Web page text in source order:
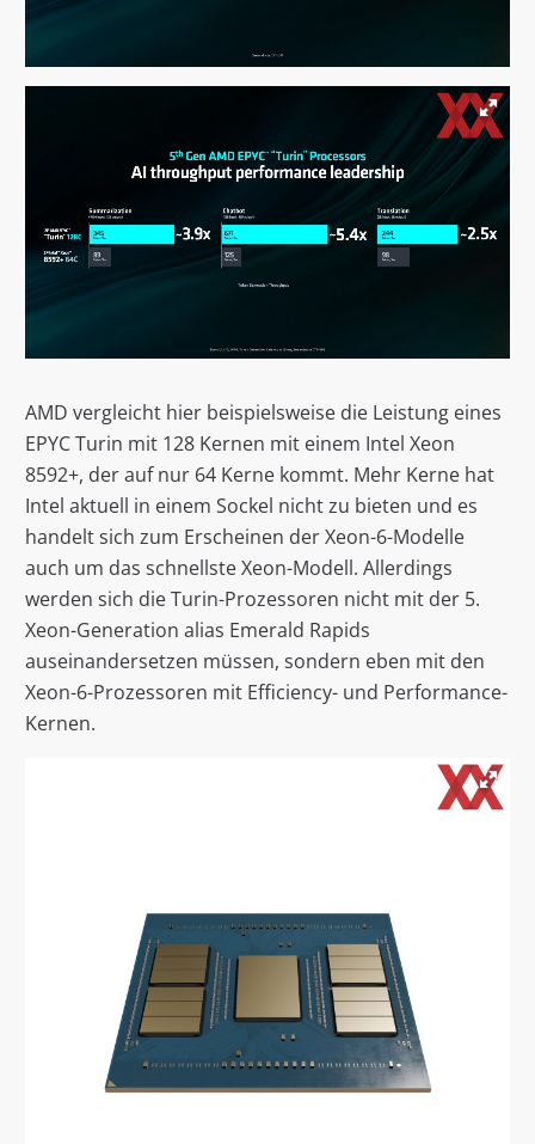
AMD vergleicht hier beispielsweise die Leistung eines
EPYC Turin mit 128 Kernen mit einem Intel Xeon
8592+, der auf nur 64 Kerne kommt. Mehr Kerne hat
Intel aktuell in einem Sockel nicht zu bieten und es
handelt sich zum Erscheinen der Xeon-6-Modelle
auch um das schnellste Xeon-Modell. Allerdings
werden sich die Turin-Prozessoren nicht mit der 5.
Xeon-Generation alias Emerald Rapids
auseinandersetzen müssen, sondern eben mit den
Xeon-6-Prozessoren mit Efficiency- und Performance-
Kernen.